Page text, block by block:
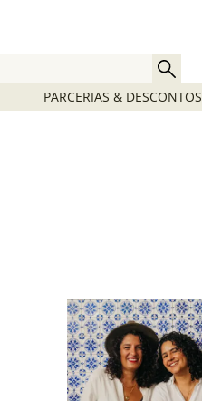
PARCERIAS & DESCONTOS